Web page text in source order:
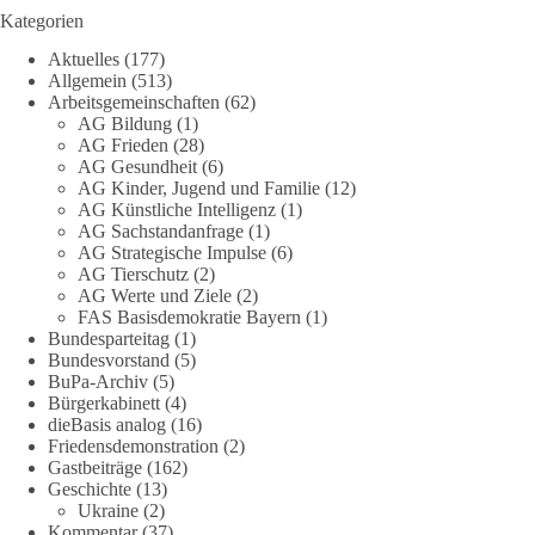
Stimmen der dieBasis – heute mit dem „Demokratie-Bestatter“
Die Energiewende ist bisher kein Erfolg, sondern ein teures,
ineffizientes Unterfangen. Dies belegt eine Auswertung der
NZZ, wonach die Energiewende den Strom nicht billiger,
sondern teurer gemacht hat.
Quelle:
https://www.nzz.ch/der-andere-blick/fehlschlag-
energiewende-warum-deutschland-trotz-rekordausbau-von-
wind-und-sonnenkraft-weniger-strom-erzeugt-ld.10006607
🟩🟩🟦🟦🟥🟥🟧🟧
„Wir brauchen dringend wettbewerbsfähige Energiepreise und
eine ideologiefreie Diskussion“, meint der Demokratie-
Bestatter.
Wie siehst du das?
Kategorien
Aktuelles (177)
Allgemein (513)
Arbeitsgemeinschaften (62)
AG Bildung (1)
AG Frieden (28)
AG Gesundheit(6)
AG Kinder, Jugend und Familie (12)
AG Künstliche Intelligenz (1)
AG Sachstandanfrage (1)
AG Strategische Impulse (6)
AG Tierschutz (2)
AG Werte und Ziele (2)
FAS Basisdemokratie Bayern (1)
Bundesparteitag (1)
Bundesvorstand (5)
BuPa-Archiv (5)
Bürgerkabinett(4)
dieBasis analog (16)
Friedensdemonstration (2)
Gastbeiträge (162)
Geschichte (13)
Ukraine (2)